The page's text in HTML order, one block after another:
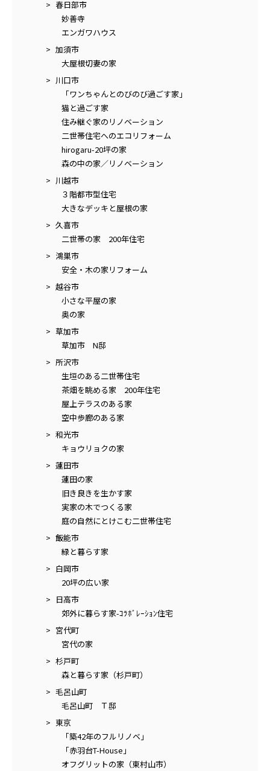
春日部市
妙善寺
エンガワハウス
加須市
大屋根切妻の家
川口市
「ワンちゃんとのびのび過ごす家」
猫と過ごす家
住み継ぐ家のリノベーション
二世帯住宅へのエコリフォーム
hirogaru-20坪の家
森の中の家／リノベーション
川越市
３階都市型住宅
大きなデッキと屋根の家
久喜市
二世帯の家 200年住宅
鴻巣市
安全・木の家リフォーム
越谷市
小さな平屋の家
奥の家
草加市
草加市 N邸
所沢市
生垣のある二世帯住宅
茶畑を眺める家 200年住宅
屋上テラスのある家
空中歩廊のある家
和光市
キョウリョクの家
蓮田市
蓮田の家
旧き良きを生かす家
実家の木でつくる家
庭の自然にとけこむ二世帯住宅
飯能市
緑と暮らす家
白岡市
20坪の広い家
日高市
郊外に暮らす家-ｺﾗﾎﾞﾚｰｼｮﾝ住宅
宮代町
宮代の家
杉戸町
森と暮らす家（杉戸町）
毛呂山町
毛呂山町 Ｔ邸
東京
「築42年のフルリノベ」
「赤羽台T-House」
オフグリットの家（東村山市）